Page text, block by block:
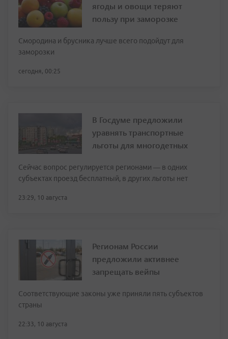
ягоды и овощи теряют
пользу при заморозке
Смородина и брусника лучше всего подойдут для
заморозки
сегодня, 00:25
В Госдуме предложили
уравнять транспортные
льготы для многодетных
Сейчас вопрос регулируется регионами — в одних
субъектах проезд бесплатный, в других льготы нет
23:29, 10 августа
Регионам России
предложили активнее
запрещать вейпы
Соответствующие законы уже приняли пять субъектов
страны
22:33, 10 августа